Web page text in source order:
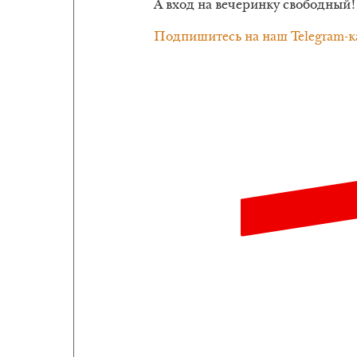
А вход на вечеринку свободный!
Подпишитесь на наш Telegram-